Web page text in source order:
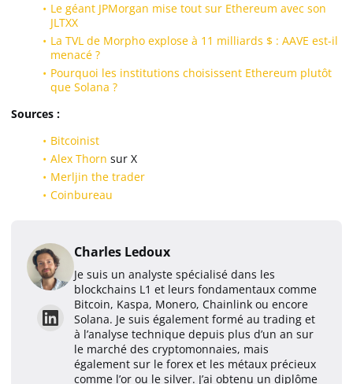
Le géant JPMorgan mise tout sur Ethereum avec son
JLTXX
La TVL de Morpho explose à 11 milliards $ : AAVE est-il
menacé ?
Pourquoi les institutions choisissent Ethereum plutôt
que Solana ?
Sources :
Bitcoinist
Alex Thorn sur X
Merljin the trader
Coinbureau
Charles Ledoux
Je suis un analyste spécialisé dans les
blockchains L1 et leurs fondamentaux comme
Bitcoin, Kaspa, Monero, Chainlink ou encore
Solana. Je suis également formé au trading et
à l’analyse technique depuis plus d’un an sur
le marché des cryptomonnaies, mais
également sur le forex et les métaux précieux
comme l’or ou le silver. J’ai obtenu un diplôme